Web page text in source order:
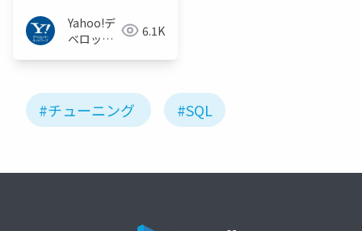
Yahoo!デ
ベロッパ
6.1K
#チューニング #SQL